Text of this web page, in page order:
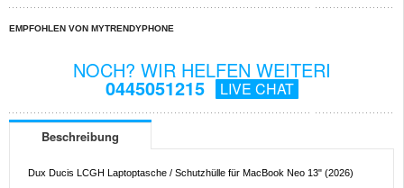
EMPFOHLEN VON MYTRENDYPHONE
NOCH? WIR HELFEN WEITERI
0445051215 LIVE CHAT
Beschreibung
Dux Ducis LCGH Laptoptasche / Schutzhülle für MacBook Neo 13" (2026)